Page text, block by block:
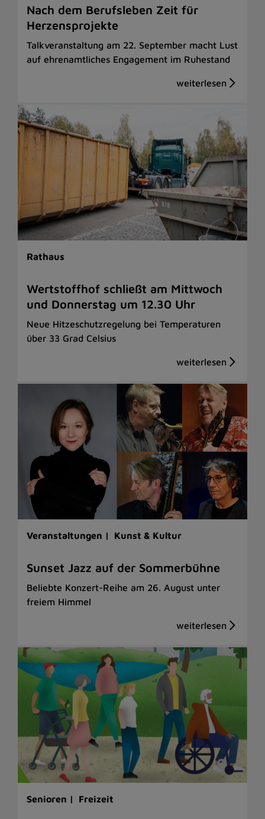
Nach dem Berufsleben Zeit für
Herzensprojekte
Talkveranstaltung am 22. September macht Lust
auf ehrenamtliches Engagement im Ruhestand
Rathaus
Wertstoffhof schließt am Mittwoch
und Donnerstag um 12.30 Uhr
Neue Hitzeschutzregelung bei Temperaturen
über 33 Grad Celsius
Veranstaltungen | Kunst & Kultur
Sunset Jazz auf der Sommerbühne
Beliebte Konzert-Reihe am 26. August unter
freiem Himmel
Senioren | Freizeit